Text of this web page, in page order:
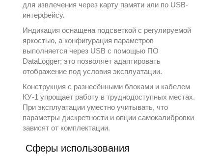
для извлечения через карту памяти или по USB-
интерфейсу.
Индикация оснащена подсветкой с регулируемой
яркостью, а конфигурация параметров
выполняется через USB с помощью ПО
DataLogger; это позволяет адаптировать
отображение под условия эксплуатации.
Конструкция с разнесёнными блоками и кабелем
КУ-1 упрощает работу в труднодоступных местах.
При эксплуатации уместно учитывать, что
параметры дискретности и опции самокалибровки
зависят от комплектации.
Сферы использования